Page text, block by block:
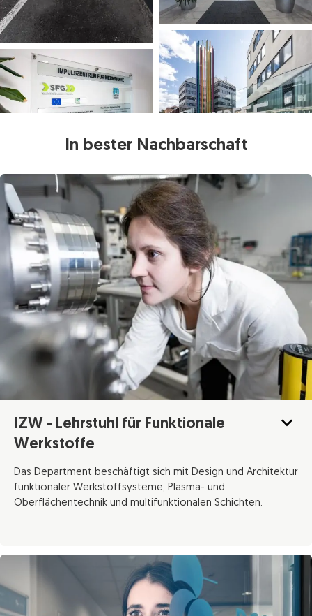
In bester Nachbarschaft
IZW - Lehrstuhl für Funktionale
Werkstoffe
Das Department beschäftigt sich mit Design und Architektur
funktionaler Werkstoffsysteme, Plasma- und
Oberflächentechnik und multifunktionalen Schichten.